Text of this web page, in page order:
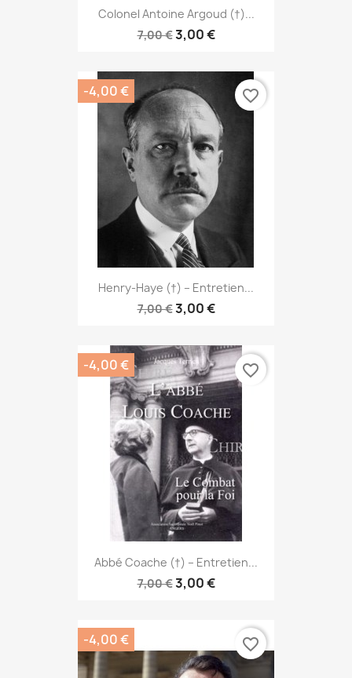
Colonel Antoine Argoud (†)...
7,00 €3,00 €
Henry-Haye (†) – Entretien...
7,00 €3,00 €
-4,00 € favorite_border
Abbé Coache (†) – Entretien...
7,00 €3,00 €
-4,00 € favorite_border
-4,00 € favorite_border